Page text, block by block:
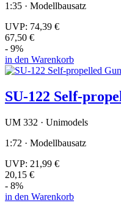
1:35 · Modellbausatz
UVP: 74,39 €
67,50 €
- 9%
in den Warenkorb
SU-122 Self-
UM 332 · Unimodels
1:72 · Modellbausatz
UVP: 21,99 €
20,15 €
- 8%
in den Warenkorb